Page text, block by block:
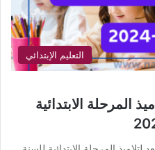
التعليم الإبتدائي
المرحلة الابتدائية